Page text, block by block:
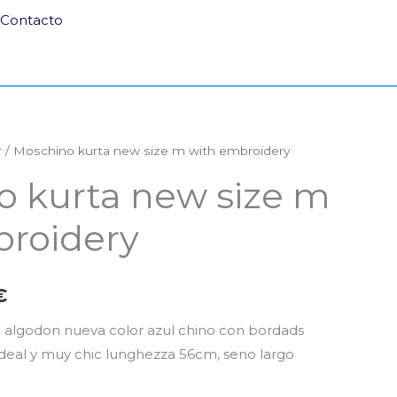
Contacto
/ Moschino kurta new size m with embroidery
kurta new size m
El
precio
actual
60,00€.
nueva color azul chino con bordads
y muy chic lunghezza 56cm, seno largo